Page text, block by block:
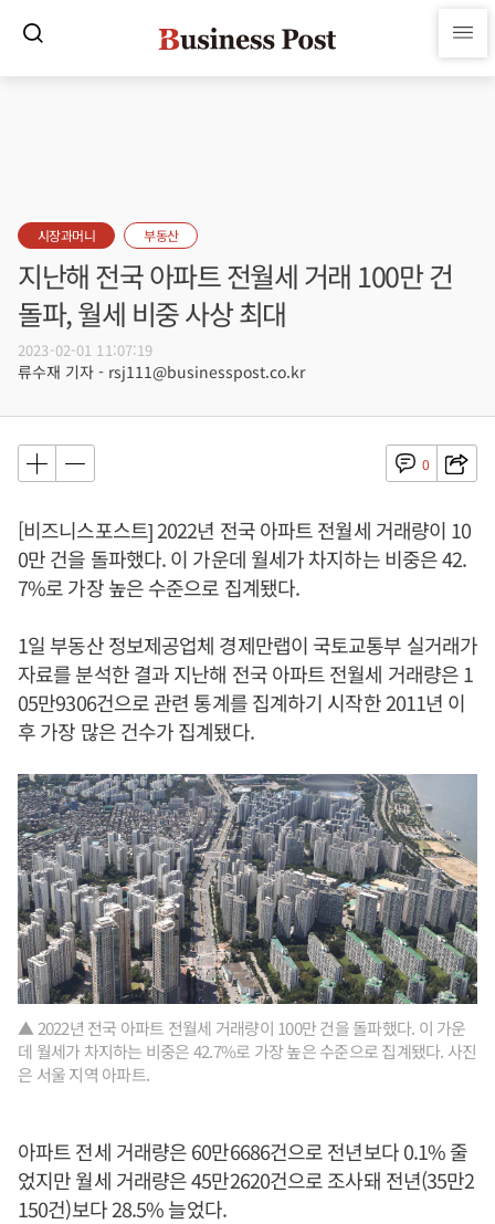
시장과머니 부동산
지난해 전국 아파트 전월세 거래 100만 건
돌파, 월세 비중 사상 최대
2023-02-01 11:07:19
류수재 기자 - rsj111@businesspost.co.kr
0
[비즈니스포스트] 2022년 전국 아파트 전월세 거래량이 10
0만 건을 돌파했다. 이 가운데 월세가 차지하는 비중은 42.
7%로 가장 높은 수준으로 집계됐다.
1일 부동산 정보제공업체 경제만랩이 국토교통부 실거래가
자료를 분석한 결과 지난해 전국 아파트 전월세 거래량은 1
05만9306건으로 관련 통계를 집계하기 시작한 2011년 이
후 가장 많은 건수가 집계됐다.
▲ 2022년 전국 아파트 전월세 거래량이 100만 건을 돌파했다. 이 가운
데 월세가 차지하는 비중은 42.7%로 가장 높은 수준으로 집계됐다. 사진
은 서울 지역 아파트.
아파트 전세 거래량은 60만6686건으로 전년보다 0.1% 줄
었지만 월세 거래량은 45만2620건으로 조사돼 전년(35만2
150건)보다 28.5% 늘었다.